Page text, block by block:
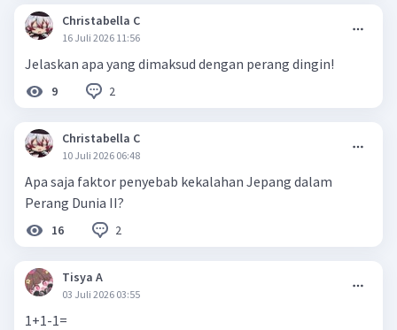
Christabella C
16 Juli 2026 11:56
Jelaskan apa yang dimaksud dengan perang dingin!
9 2
Christabella C
10 Juli 2026 06:48
Apa saja faktor penyebab kekalahan Jepang dalam
Perang Dunia II?
16 2
Tisya A
03 Juli 2026 03:55
1+1-1=